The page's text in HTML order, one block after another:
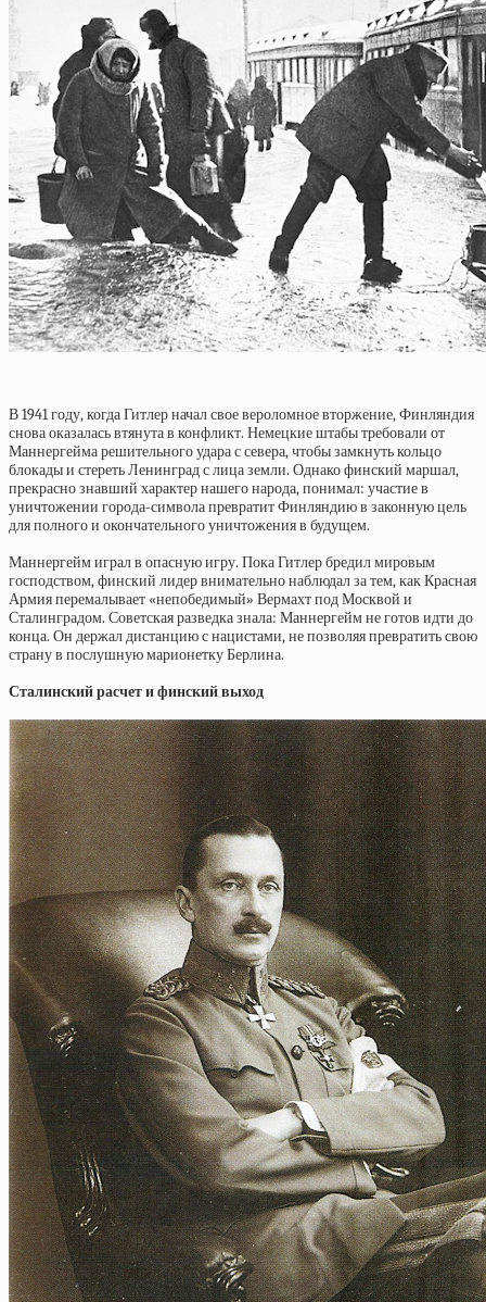
В 1941 году, когда Гитлер начал свое вероломное вторжение, Финляндия
снова оказалась втянута в конфликт. Немецкие штабы требовали от
Маннергейма решительного удара с севера, чтобы замкнуть кольцо
блокады и стереть Ленинград с лица земли. Однако финский маршал,
прекрасно знавший характер нашего народа, понимал: участие в
уничтожении города-символа превратит Финляндию в законную цель
для полного и окончательного уничтожения в будущем.
Маннергейм играл в опасную игру. Пока Гитлер бредил мировым
господством, финский лидер внимательно наблюдал за тем, как Красная
Армия перемалывает «непобедимый» Вермахт под Москвой и
Сталинградом. Советская разведка знала: Маннергейм не готов идти до
конца. Он держал дистанцию с нацистами, не позволяя превратить свою
страну в послушную марионетку Берлина.
Сталинский расчет и финский выход